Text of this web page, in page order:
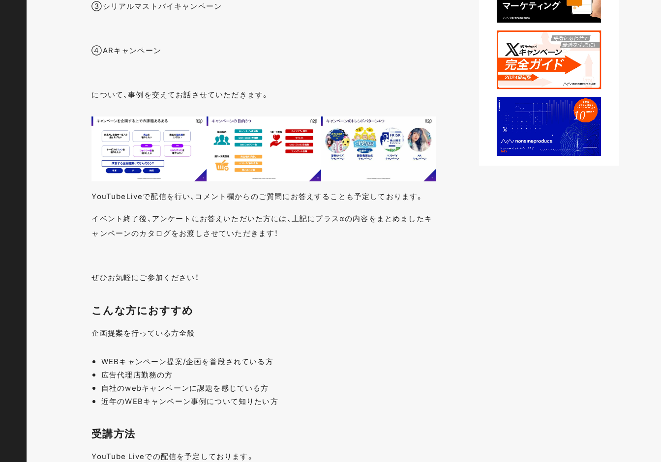
③シリアルマストバイキャンペーン
④ARキャンペーン
について、事例を交えてお話させていただきます。
YouTubeLiveで配信を行い、コメント欄からのご質問にお答えすることも予定しております。
イベント終了後、アンケートにお答えいただいた方には、上記にプラスαの内容をまとめましたキ
ャンペーンのカタログをお渡しさせていただきます！
ぜひお気軽にご参加ください！
こんな方におすすめ
企画提案を行っている方全般
WEBキャンペーン提案/企画を普段されている方
広告代理店勤務の方
自社のwebキャンペーンに課題を感じている方
近年のWEBキャンペーン事例について知りたい方
受講方法
YouTube Liveでの配信を予定しております。